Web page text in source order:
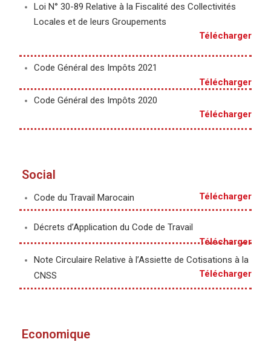
Loi N° 30-89 Relative à la Fiscalité des Collectivités
Locales et de leurs Groupements
Télécharger
Code Général des Impôts 2021
Télécharger
Code Général des Impôts 2020
Télécharger
Social
Code du Travail Marocain Télécharger
Décrets d’Application du Code de Travail
Télécharger
Note Circulaire Relative à l’Assiette de Cotisations à la
CNSS
Télécharger
Economique